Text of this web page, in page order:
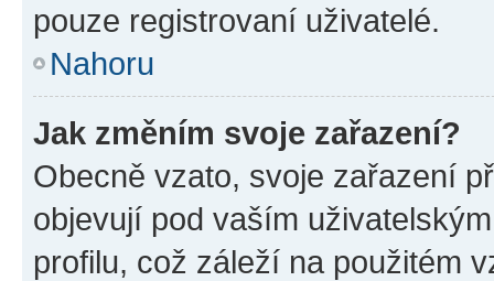
pouze registrovaní uživatelé.
Nahoru
Jak změním svoje zařazení?
Obecně vzato, svoje zařazení
objevují pod vaším
profilu, což záleží na použitém